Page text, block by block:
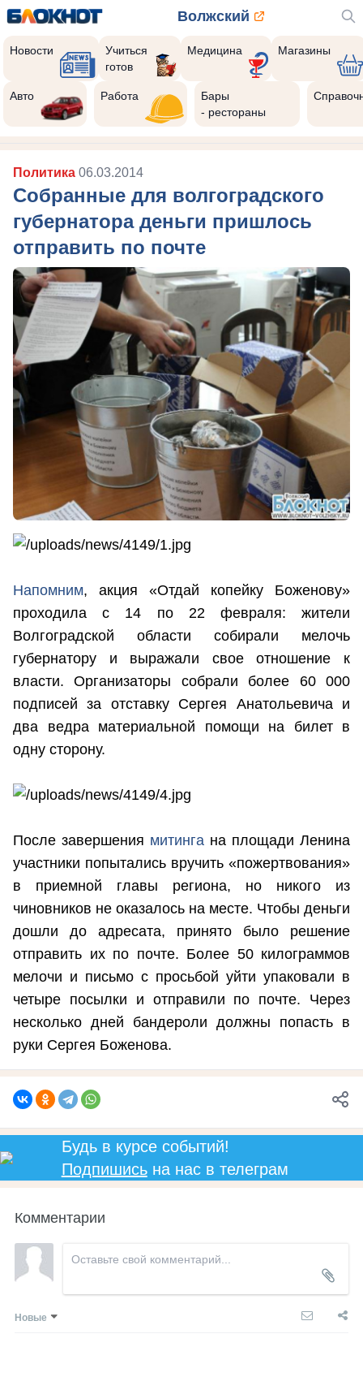
Волжский
Новости
Учиться
готов
Медицина Магазины
Авто Работа
Бары
- рестораны
Политика 06.03.2014
Собранные для волгоградского
губернатора деньги пришлось
отправить по почте
Напомним, акция «Отдай копейку Боженову»
проходила с 14 по 22 февраля: жители
Волгоградской области собирали мелочь
губернатору и выражали свое отношение к
власти. Организаторы собрали более 60 000
подписей за отставку Сергея Анатольевича и
два ведра материальной помощи на билет в
одну сторону.
После завершения митинга на площади Ленина
участники попытались вручить «пожертвования»
в приемной главы региона, но никого из
чиновников не оказалось на месте. Чтобы деньги
дошли до адресата, принято было решение
отправить их по почте. Более 50 килограммов
мелочи и письмо с просьбой уйти упаковали в
четыре посылки и отправили по почте. Через
несколько дней бандероли должны попасть в
руки Сергея Боженова.
Будь в курсе событий!
Подпишисьна нас в телеграм
Комментарии
Новые